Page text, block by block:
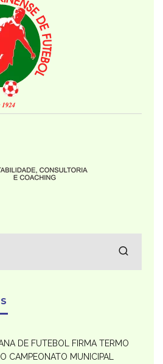
DE FUTEBOL FIRMA TERMO
CAMPEONATO MUNICIPAL